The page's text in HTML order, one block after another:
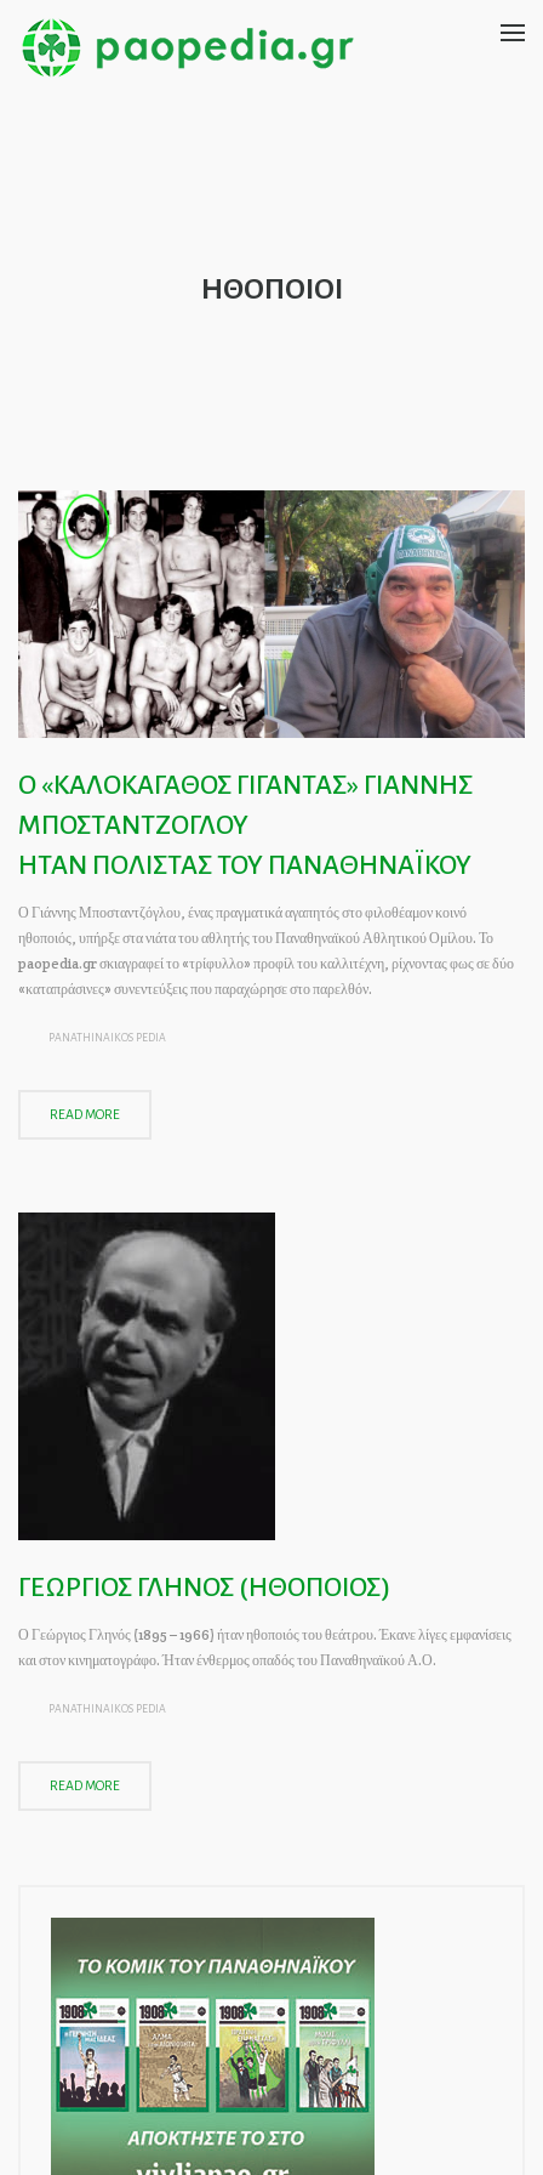
ΗΘΟΠΟΙΟΙ
Ο «ΚΑΛΟΚΑΓΑΘΟΣ ΓΙΓΑΝΤΑΣ» ΓΙΑΝΝΗΣ
ΜΠΟΣΤΑΝΤΖΟΓΛΟΥ
ΗΤΑΝ ΠΟΛΙΣΤΑΣ ΤΟΥ ΠΑΝΑΘΗΝΑΪΚΟΥ
Ο Γιάννης Μποσταντζόγλου, ένας πραγματικά αγαπητός στο φιλοθέαμον κοινό
ηθοποιός, υπήρξε στα νιάτα του αθλητής του Παναθηναϊκού Αθλητικού Ομίλου. Το
paopedia.gr σκιαγραφεί το «τρίφυλλο» προφίλ του καλλιτέχνη, ρίχνοντας φως σε δύο
«καταπράσινες» συνεντεύξεις που παραχώρησε στο παρελθόν.
PANATHINAIKOS PEDIA
READ MORE
ΓΕΩΡΓΙΟΣ ΓΛΗΝΟΣ (ΗΘΟΠΟΙΟΣ)
Ο Γεώργιος Γληνός (1895 – 1966) ήταν ηθοποιός του θεάτρου. Έκανε λίγες εμφανίσεις
και στον κινηματογράφο. Ήταν ένθερμος οπαδός του Παναθηναϊκού Α.Ο.
PANATHINAIKOS PEDIA
READ MORE